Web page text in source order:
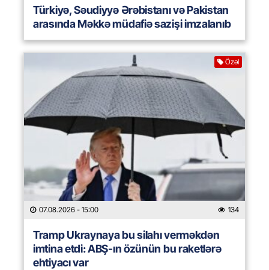
Türkiyə, Səudiyyə Ərəbistanı və Pakistan
arasında Məkkə müdafiə sazişi imzalanıb
Özəl
07.08.2026 - 15:00 134
Tramp Ukraynaya bu silahı verməkdən
imtina etdi: ABŞ-ın özünün bu raketlərə
ehtiyacı var